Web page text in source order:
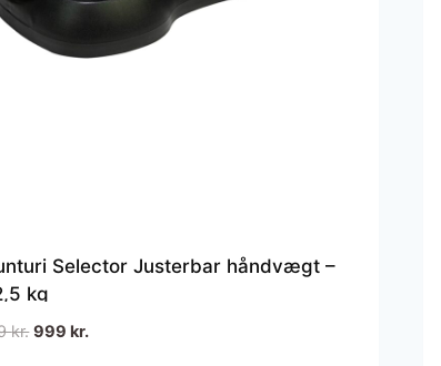
Selector Justerbar håndvægt –
kg
kr. Den
999kr.Den